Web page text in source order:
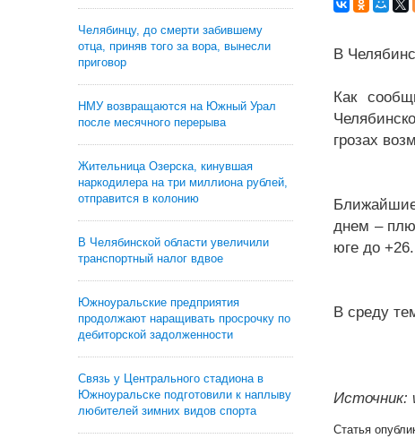
Челябинцу, до смерти забившему
отца, приняв того за вора, вынесли
приговор
НМУ возвращаются на Южный Урал
после месячного перерыва
Жительница Озерска, кинувшая
наркодилера на три миллиона рублей,
отправится в колонию
В Челябинской области увеличили
транспортный налог вдвое
Южноуральские предприятия
продолжают наращивать просрочку по
дебиторской задолженности
Связь у Центрального стадиона в
Южноуральске подготовили к наплыву
любителей зимних видов спорта
В
Как
грозах
днем –
юге до +26.
В среду
Источник:
Статья